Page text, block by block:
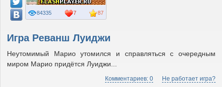
Игра Реванш Луиджи
Неутомимый Марио утомился и справляться с очередным
миром Марио придётся Луиджи...
Комментариев: 0 Не работает игра?
87
84335 7